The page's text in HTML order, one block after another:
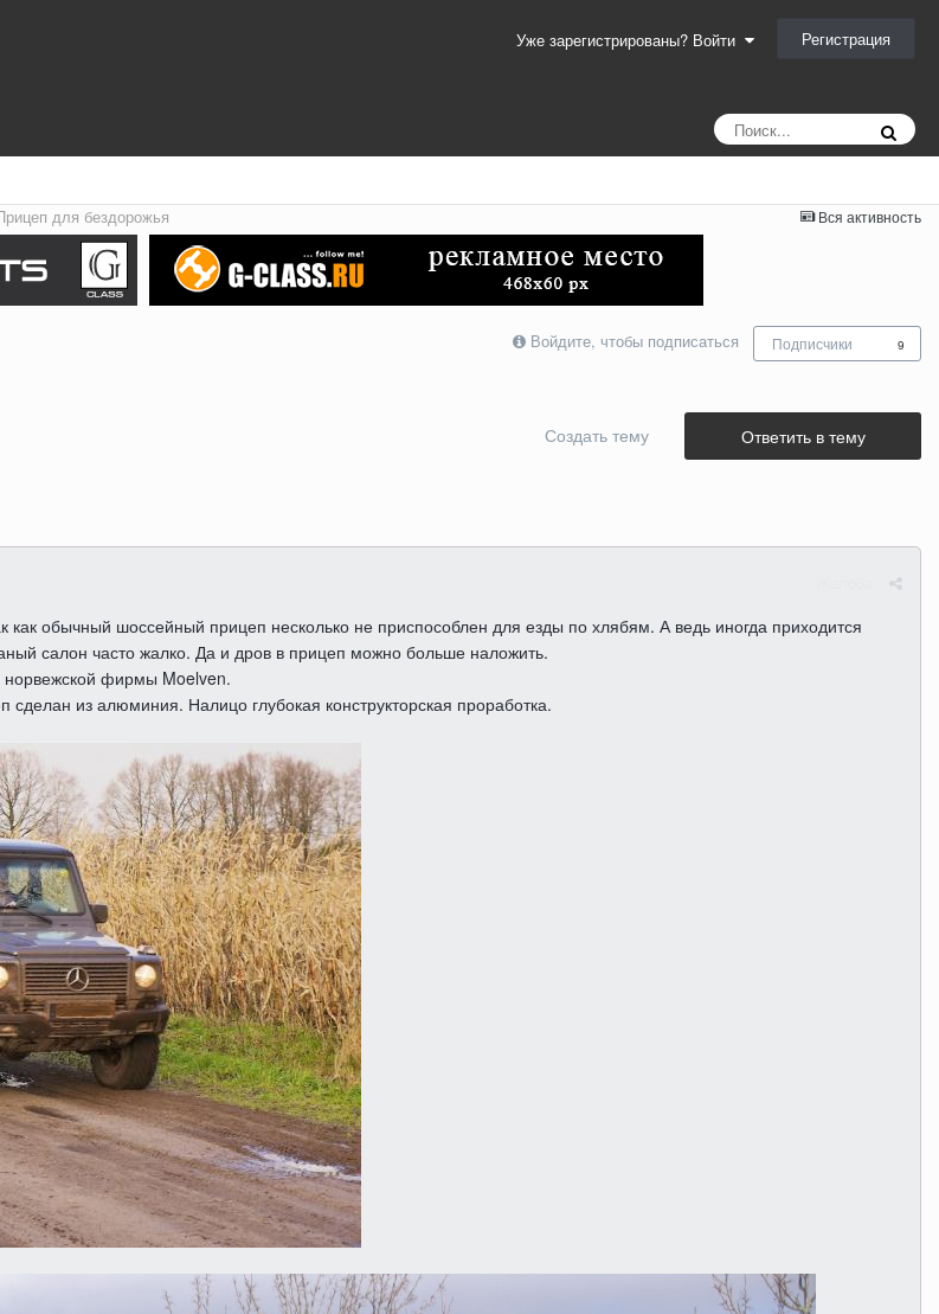
Уже зарегистрированы? Войти Регистрация
Вся активность
для бездорожья
Войдите, чтобы подписаться Подписчики 9
Ответить в тему
Создать тему
обычный шоссейный прицеп несколько не приспособлен для езды по хлябям. А ведь иногда приходится
салон часто жалко. Да и дров в прицеп можно больше наложить.
норвежской фирмы Moelven.
из алюминия. Налицо глубокая конструкторская проработка.